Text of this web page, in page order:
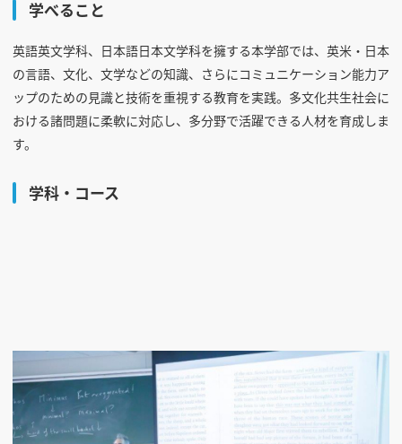
学べること
英語英文学科、日本語日本文学科を擁する本学部では、英米・日本
の言語、文化、文学などの知識、さらにコミュニケーション能力ア
ップのための見識と技術を重視する教育を実践。多文化共生社会に
おける諸問題に柔軟に対応し、多分野で活躍できる人材を育成しま
す。
学科・コース